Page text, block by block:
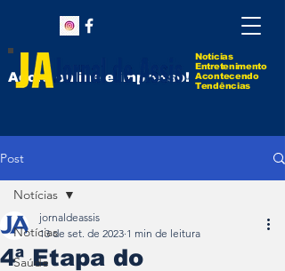
Notícias
Entretenimento
Acontecendo
Tendências
Agora online e impresso!
Post
Notícias
Saúde
Notícias
4ª Etapa do
jornaldeassis
13 de set. de 2023 1 min de leitura